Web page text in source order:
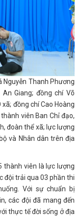
Thanh Phương
Giang; đồng chí Võ
đồng chí Cao Hoàng
viên Ban Chỉ đạo,
đoàn thể xã; lực lượng
và Nhân dân trên địa
thành viên là lực lượng
đội trải qua 03 phần thi
Với sự chuẩn bị
các đội đã mang đến
thực tế đời sống ở địa